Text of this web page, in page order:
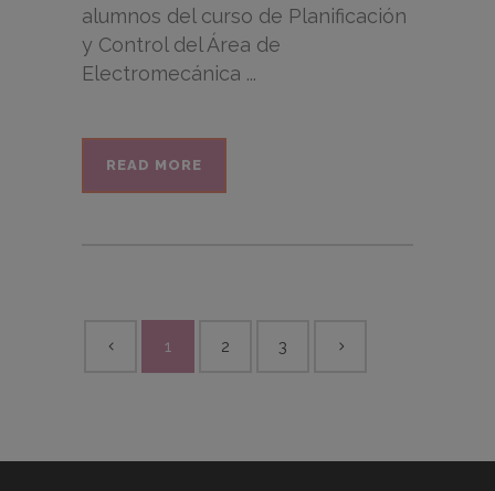
alumnos del curso de Planificación
y Control del Área de
Electromecánica ...
READ MORE
1 2 3